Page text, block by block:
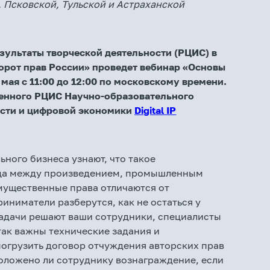
Тульской и Астраханской
творческой деятельности (РЦИС) в
прав России» проведет вебинар «Основы
с 11:00 до 12:00 по московскому времени.
РЦИС Научно-образовательного
и цифровой экономики Digital IP
бизнеса узнают, что такое
между произведением, промышленным
права отличаются от
разберутся, как не остаться у
решают ваши сотрудники, специалисты
важны технические задания и
договор отчуждения авторских прав
ли сотруднику вознаграждение, если